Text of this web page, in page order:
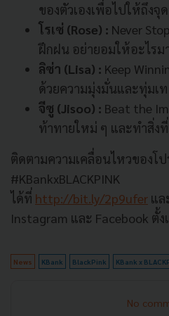
ของตัวเองเพื่อไปให้ถึงจุ
โรเซ่ (Rose) : Never Stop
ฝึกฝน อย่ายอมให้อะไรม
ลิซ่า (Lisa) : Keep
ด้วยความมุ่งมั่นและทุ่มเท
จีซู ( Jisoo) : Beat the
ท้าทายใหม่ ๆ และทำสิ่ง
ติดตามความเคลื่อนไหวของโป
#KBankxBLACKPINK
ได้ที่ http://bit.ly/2p9ufer แล
Instagram และ Facebook ตั้
News KBank BlackPink KBank x
No